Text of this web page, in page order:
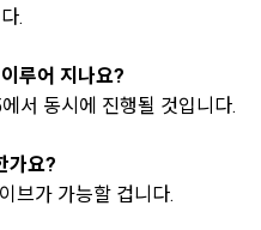
.
루어 지나요?
서 동시에 진행될 것입니다.
가요?
브가 가능할 겁니다.